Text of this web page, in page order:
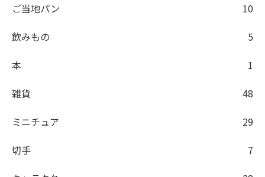
ご当地パン
10
飲みもの
5
本
1
雑貨
48
ミニチュア
29
切手
7